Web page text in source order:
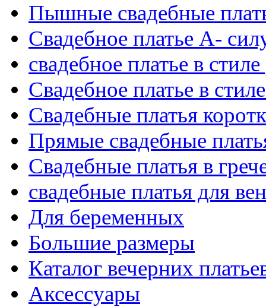
Пышные свадебные
Свадебное платье А-
свадебное платье в
Свадебное платье в
Свадебные платья
Прямые свадебные
Свадебные платья в
свадебные платья для
Для беременных
Большие размеры
Каталог вечерних
Аксессуары